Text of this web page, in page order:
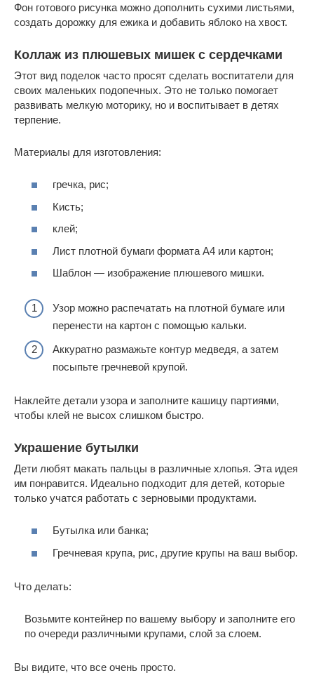
Фон готового рисунка можно дополнить сухими листьями,
создать дорожку для ежика и добавить яблоко на хвост.
Коллаж из плюшевых мишек с сердечками
Этот вид поделок часто просят сделать воспитатели для
своих маленьких подопечных. Это не только помогает
развивать мелкую моторику, но и воспитывает в детях
терпение.
Материалы для изготовления:
гречка, рис;
Кисть;
клей;
Лист плотной бумаги формата А4 или картон;
Шаблон — изображение плюшевого мишки.
Узор можно распечатать на плотной бумаге или
перенести на картон с помощью кальки.
Аккуратно размажьте контур медведя, а затем
посыпьте гречневой крупой.
Наклейте детали узора и заполните кашицу партиями,
чтобы клей не высох слишком быстро.
Украшение бутылки
Дети любят макать пальцы в различные хлопья. Эта идея
им понравится. Идеально подходит для детей, которые
только учатся работать с зерновыми продуктами.
Бутылка или банка;
Гречневая крупа, рис, другие крупы на ваш выбор.
Что делать:
Возьмите контейнер по вашему выбору и заполните его
по очереди различными крупами, слой за слоем.
Вы видите, что все очень просто.